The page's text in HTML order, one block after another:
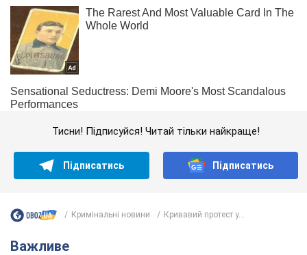
Тисни! Підписуйся! Читай тільки найкраще!
Підписатись Підписатись
Кримінальні новини Кривавий протест у...
Важливе